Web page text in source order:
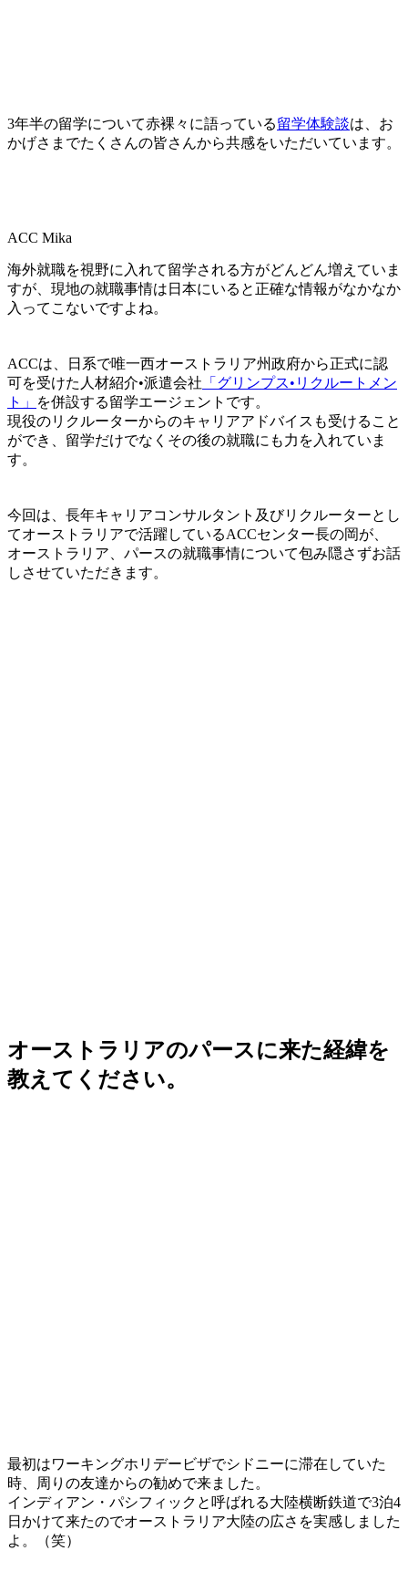
3年半の留学について赤裸々に語っている留学体験談は、お
かげさまでたくさんの皆さんから共感をいただいています。
ACC Mika
海外就職を視野に入れて留学される方がどんどん増えていま
すが、現地の就職事情は日本にいると正確な情報がなかなか
入ってこないですよね。
ACCは、
日系で唯一西オーストラリア州政府から正式に認
可を受けた人材紹介•派遣会社 「グリンプス•リクルートメン
ト」
を併設する留学エージェント です。
現役のリクルーターからのキャリアアドバイスも受けること
ができ、留学だけでなくその後の就職にも力を入れていま
す。
今回は、長年キャリアコンサルタント及びリクルーターとし
てオーストラリアで活躍しているACCセンター長の岡が、
オーストラリア、パースの就職事情について包み隠さずお話
しさせていただきます。
オーストラリアのパースに来た経緯を
教えてください。
最初はワーキングホリデービザでシドニーに滞在していた
時、周りの友達からの勧めで来ました。
インディアン・パシフィックと呼ばれる大陸横断鉄道で3泊4
日かけて来たのでオーストラリア大陸の広さを実感しました
よ。（笑）